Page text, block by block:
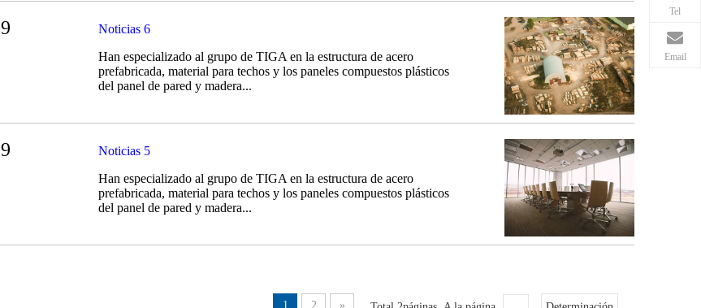
Noticias 6
Han especializado al grupo de TIGA en la estructura de acero
prefabricada, material para techos y los paneles compuestos plásticos
del panel de pared y madera...
Noticias 5
Han especializado al grupo de TIGA en la estructura de acero
prefabricada, material para techos y los paneles compuestos plásticos
del panel de pared y madera...
1 2 »
Tel
Email